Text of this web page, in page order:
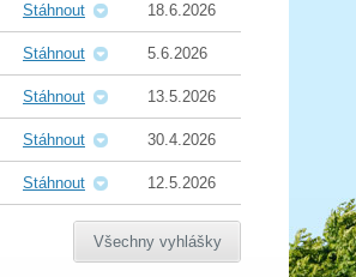
Stáhnout 18.6.2026
Stáhnout 5.6.2026
Stáhnout 13.5.2026
Stáhnout 30.4.2026
Stáhnout 12.5.2026
Všechny vyhlášky